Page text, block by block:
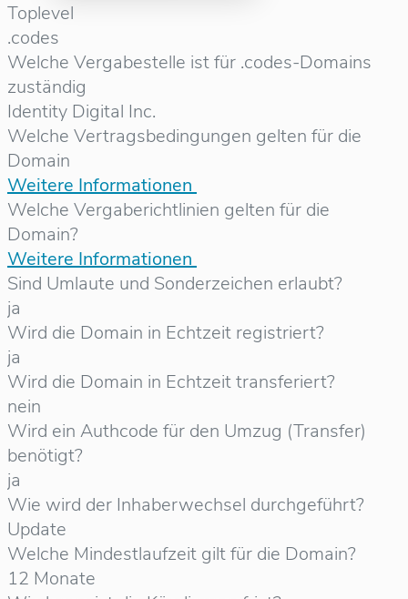
Toplevel
.codes
Welche Vergabestelle ist für .codes-Domains
zuständig
Identity Digital Inc.
Welche Vertragsbedingungen gelten für die
Domain
Weitere Informationen
Welche Vergaberichtlinien gelten für die
Domain?
Weitere Informationen
Sind Umlaute und Sonderzeichen erlaubt?
ja
Wird die Domain in Echtzeit registriert?
ja
Wird die Domain in Echtzeit transferiert?
nein
Wird ein Authcode für den Umzug (Transfer)
benötigt?
ja
Wie wird der Inhaberwechsel durchgeführt?
Update
Welche Mindestlaufzeit gilt für die Domain?
12 Monate